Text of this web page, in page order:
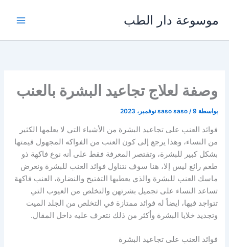
المحتوى
موسوعة دار الطب
وصفة لعلاج تجاعيد البشرة بالعنب
بواسطة saso saso /9 نوفمبر، 2023
فوائد العنب على تجاعيد البشرة من الأشياء التي لا يعلمها الكثير
من النساء، وهذا يرجع إلى كون العنب من الفواكه المجهول قيمتها
بشكل كبير للبشرة، وتقتصر المعرفة فقط على أنه نوع فاكهة ذو
طعم رائع ليس إلا، هنا سوف نتناول فوائد العنب للبشرة ونعرض
ماسك العنب للبشرة والذي يعطيها التفتيح والنضارة، العنب فاكهة
تساعد النساء على تجميل بشرتهن والتخلص من العيوب التي
تتواجد فيها، ايضاً له فوائد ممتازة في التخلص من الجلد الميت
وتجديد خلايا البشرة وأكثر من ذلك نتعرف عليه داخل المقال.
فوائد العنب على تجاعيد البشرة